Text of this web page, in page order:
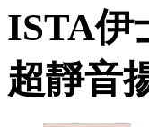
ISTA伊
超靜音